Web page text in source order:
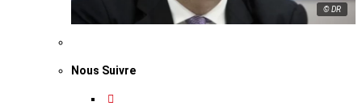
© DR
Nous Suivre